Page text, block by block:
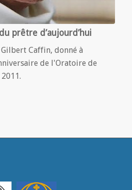
prêtre d’aujourd’hui
Caffin, donné à
de l'Oratoire de